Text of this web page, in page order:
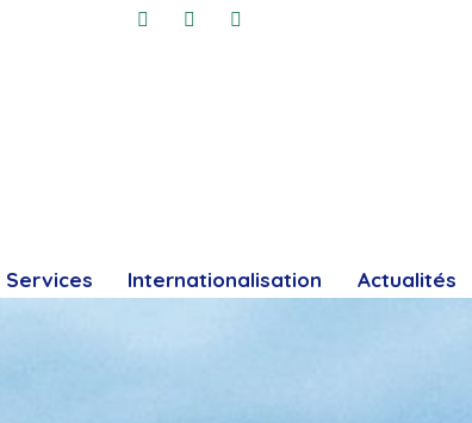
Services Internationalisation Actualités